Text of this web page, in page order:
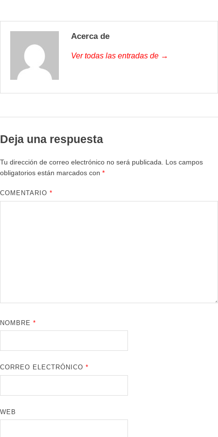
Acerca de
Ver todas las entradas de →
Deja una respuesta
Tu dirección de correo electrónico no será publicada.
Los campos
obligatorios están marcados con *
COMENTARIO*
NOMBRE*
CORREO ELECTRÓNICO*
WEB